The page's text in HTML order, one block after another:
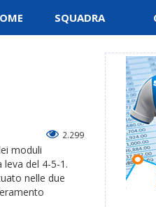
SQUADRA
2.299
moduli
del 4-5-1.
nelle due